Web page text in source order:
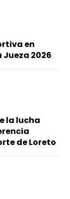
en
Jueza 2026
la lucha
de Loreto